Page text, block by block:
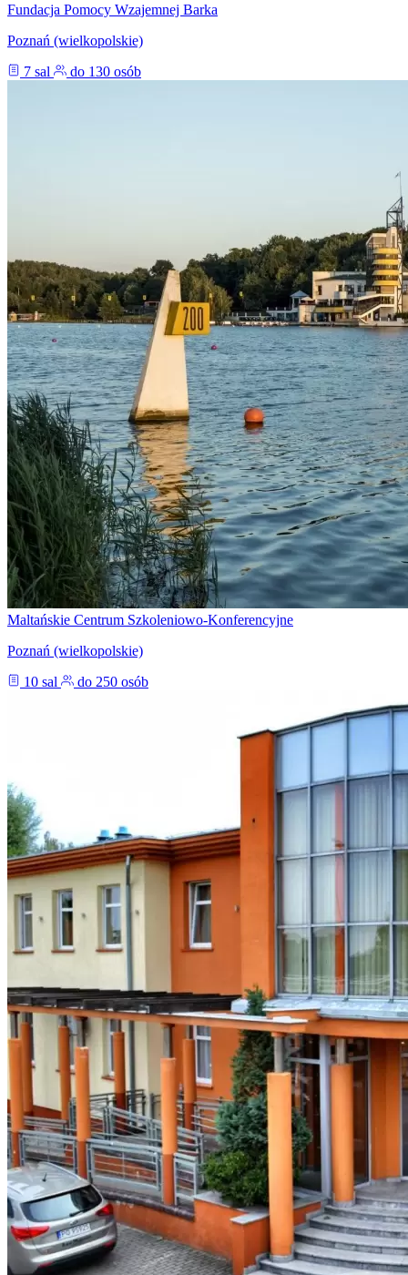
Fundacja Pomocy Wzajemnej Barka
Poznań (wielkopolskie)
7 sal
do 130 osób
Maltańskie Centrum Szkoleniowo-Konferencyjne
Poznań (wielkopolskie)
10 sal
do 250 osób